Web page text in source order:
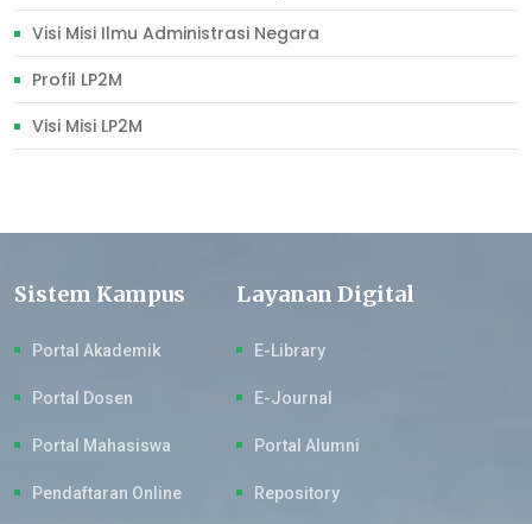
Visi Misi Ilmu Administrasi Negara
Profil LP2M
Visi Misi LP2M
Sistem Kampus
Portal Akademik
Portal Dosen
Portal Mahasiswa
Pendaftaran Online
Layanan Digital
E-Library
E-Journal
Portal Alumni
Repository